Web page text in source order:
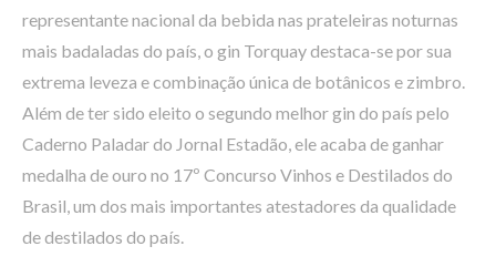
representante nacional da bebida nas prateleiras noturnas
mais badaladas do país, o gin Torquay destaca-se por sua
extrema leveza e combinação única de botânicos e zimbro.
Além de ter sido eleito o segundo melhor gin do país pelo
Caderno Paladar do Jornal Estadão, ele acaba de ganhar
medalha de ouro no 17º Concurso Vinhos e Destilados do
Brasil, um dos mais importantes atestadores da qualidade
de destilados do país.